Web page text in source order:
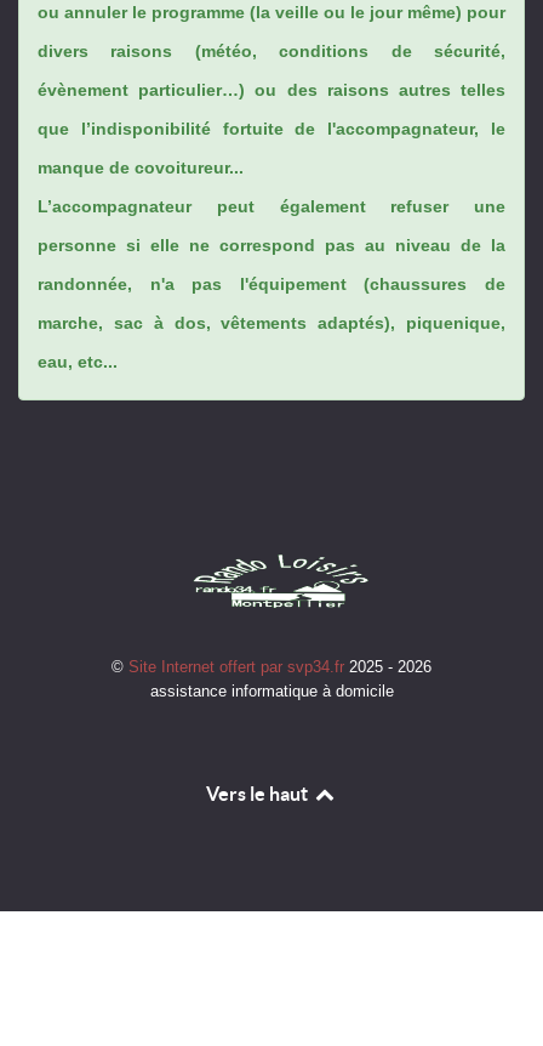
ou annuler le programme (la veille ou le jour même) pour
divers raisons (météo, conditions de sécurité,
évènement particulier…) ou des raisons autres telles
que l’indisponibilité fortuite de l'accompagnateur, le
manque de covoitureur...
L’accompagnateur peut également refuser une
personne si elle ne correspond pas au niveau de la
randonnée, n'a pas l'équipement (chaussures de
marche, sac à dos, vêtements adaptés), piquenique,
eau, etc...
© Site Internet offert par svp34.fr 2025 - 2026
assistance informatique à domicile
Vers le haut